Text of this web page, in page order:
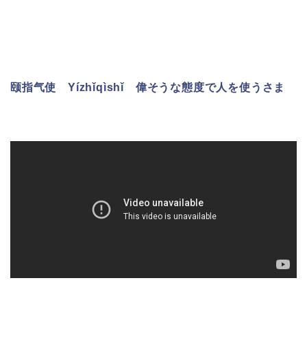
颐指气使 Yízhǐqìshǐ 偉そうな態度で人を使うさま